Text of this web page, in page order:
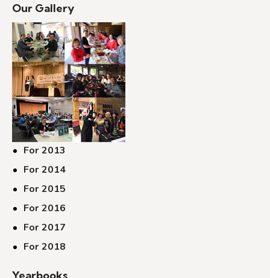
Our Gallery
For 2013
For 2014
For 2015
For 2016
For 2017
For 2018